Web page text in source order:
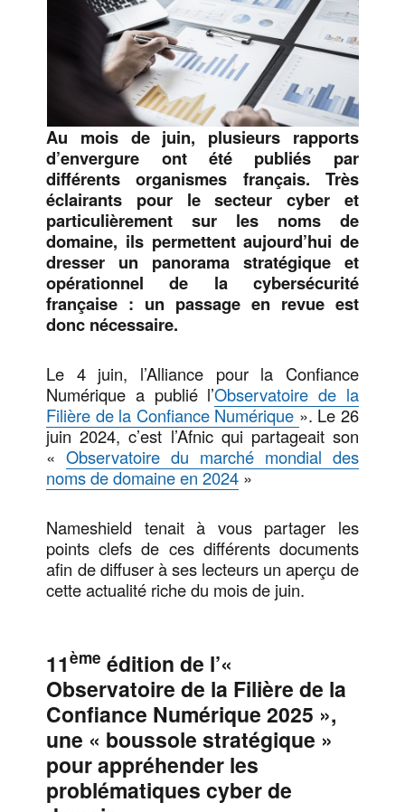
Au mois de juin, plusieurs rapports
d’envergure ont été publiés par
différents organismes français. Très
éclairants pour le secteur cyber et
particulièrement sur les noms de
domaine, ils permettent aujourd’hui de
dresser un panorama stratégique et
opérationnel de la cybersécurité
française : un passage en revue est
donc nécessaire.
Le 4 juin, l’Alliance pour la Confiance
Numérique a publié l’Observatoire de la
Filière de la Confiance Numérique». Le 26
juin 2024, c’est l’Afnic qui partageait son
«Observatoire du marché mondial des
noms de domaine en 2024»
Nameshield tenait à vous partager les
points clefs de ces différents documents
afin de diffuser à ses lecteurs un aperçu de
cette actualité riche du mois de juin.
11ème édition de l’«
Observatoire de la Filière de la
Confiance Numérique 2025 »,
une « boussole stratégique »
pour appréhender les
problématiques cyber de